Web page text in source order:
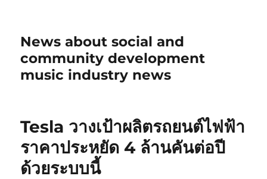
News about social and
community development
music industry news
Tesla วางเป้าผลิตรถยนต์ไฟฟ้า
ราคาประหยัด 4 ล้านคันต่อปี
ด้วยระบบนี้